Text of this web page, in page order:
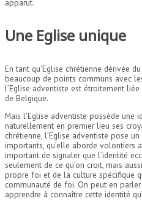
apparut.
Une Eglise unique
En tant qu’Eglise chrétienne dérivée
beaucoup de points communs avec
l’Eglise adventiste est étroitement liée
de Belgique.
Mais l’Eglise adventiste possède une
naturellement en premier lieu ses
chrétienne, l’Eglise adventiste pose
importants, qu’elle aborde volontiers
important de signaler que l’identité
seulement de ce qu’on croit, mais
propre foi et de la culture spécifique
communauté de foi. On peut en
apprendre à connaître cette identité